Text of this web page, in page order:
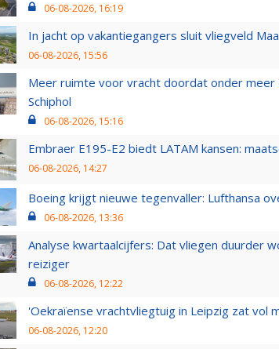
06-08-2026, 16:19
In jacht op vakantiegangers sluit vliegveld
06-08-2026, 15:56
Meer ruimte voor vracht doordat onder meer
Schiphol
06-08-2026, 15:16
Embraer E195-E2 biedt LATAM kansen:
06-08-2026, 14:27
Boeing krijgt nieuwe tegenvaller: Lufthansa
06-08-2026, 13:36
Analyse kwartaalcijfers: Dat vliegen duurder
reiziger
06-08-2026, 12:22
'Oekraïense vrachtvliegtuig in Leipzig zat vol
06-08-2026, 12:20